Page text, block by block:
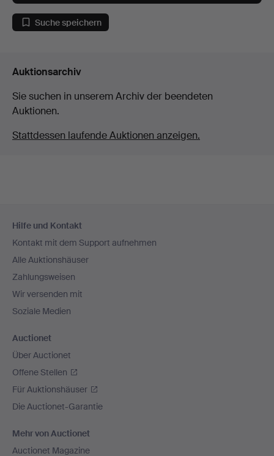
Suche speichern
Auktionsarchiv
Sie suchen in unserem Archiv der beendeten
Auktionen.
Stattdessen laufende Auktionen anzeigen.
Navigation
Hilfe und Kontakt
Kontakt mit dem Support aufnehmen
Alle Auktionshäuser
Zahlungsweisen
Wir versenden mit
Soziale Medien
Auctionet
Über Auctionet
Offene Stellen
Für Auktionshäuser
Die Auctionet-Garantie
Mehr von Auctionet
Auctionet Magazine